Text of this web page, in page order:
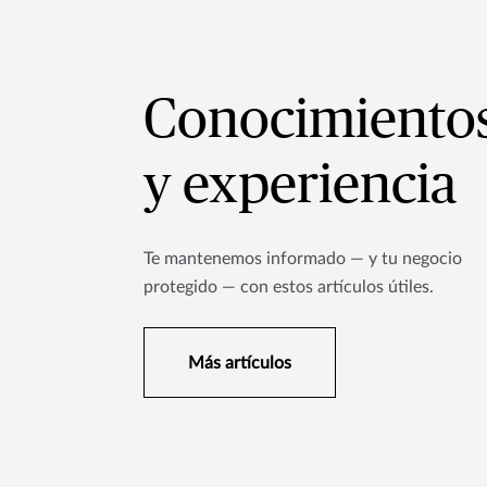
y experiencia
Te mantenemos informado — y tu negocio
protegido — con estos artículos útiles.
Más artículos